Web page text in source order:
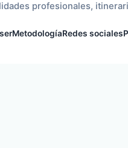
profesionales,
MetodologíaRedes sociales